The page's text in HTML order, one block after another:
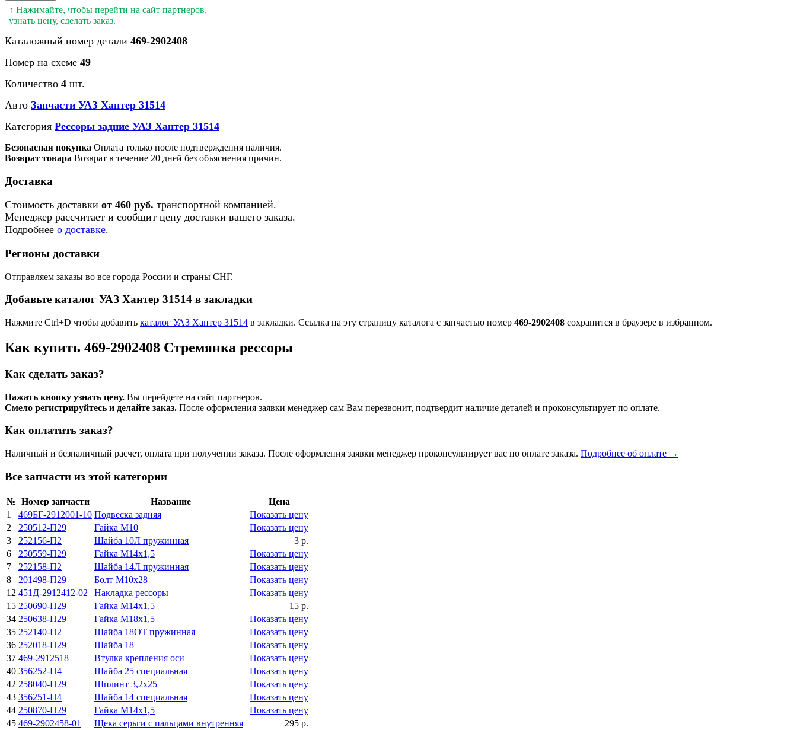
↑ Нажимайте, чтобы перейти на сайт партнеров,
узнать цену, сделать заказ.
Каталожный номер детали 469-2902408
Номер на схеме 49
Количество 4 шт.
Авто Запчасти УАЗ Хантер 31514
Категория Рессоры задние УАЗ Хантер 31514
Безопасная покупка Оплата только после подтверждения наличия.
Возврат товара Возврат в течение 20 дней без объяснения причин.
Доставка
Стоимость доставки от 460 руб. транспортной компанией.
Менеджер рассчитает и сообщит цену доставки вашего заказа.
Подробнее о доставке.
Регионы доставки
Отправляем заказы во все города России и страны СНГ.
Добавьте каталог УАЗ Хантер 31514 в закладки
Нажмите Ctrl+D чтобы добавить каталог УАЗ Хантер 31514 в закладки. Ссылка на эту страницу каталога с запчастью номер 469-2902408 сохранится в браузере в избранном.
Как купить 469-2902408 Стремянка рессоры
Как сделать заказ?
Нажать кнопку узнать цену. Вы перейдете на сайт партнеров.
Смело регистрируйтесь и делайте заказ. После оформления заявки менеджер сам Вам перезвонит, подтвердит наличие деталей и проконсультирует по оплате.
Как оплатить заказ?
Наличный и безналичный расчет, оплата при получении заказа. После оформления заявки менеджер проконсультирует вас по оплате заказа. Подробнее об оплате →
Все запчасти из этой категории
№ Номер запчасти Название
Цена
1
469БГ-2912001-10 Подвеска задняя
Показать цену
2
250512-П29 Гайка М10
Показать цену
3
252156-П2 Шайба 10Л пружинная
3 р.
6
250559-П29 Гайка М14х1,5
Показать цену
7
252158-П2 Шайба 14Л пружинная
Показать цену
8
201498-П29 Болт М10х28
Показать цену
12 451Д-2912412-02 Накладка рессоры
Показать цену
15 250690-П29 Гайка М14х1,5
15 р.
34 250638-П29 Гайка М18х1,5
Показать цену
35 252140-П2 Шайба 18ОТ пружинная
Показать цену
36 252018-П29 Шайба 18
Показать цену
37 469-2912518 Втулка крепления оси
Показать цену
40 356252-П4 Шайба 25 специальная
Показать цену
42 258040-П29 Шплинт 3,2х25
Показать цену
43 356251-П4 Шайба 14 специальная
Показать цену
44 250870-П29 Гайка М14х1,5
Показать цену
45 469-2902458-01 Щека серьги с пальцами внутренняя
295 р.